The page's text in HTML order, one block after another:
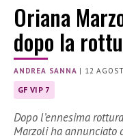
Oriana
dopo la
ANDREA SANNA | 12
GF VIP 7
Dopo l’ennesima
Marzoli ha annunciato